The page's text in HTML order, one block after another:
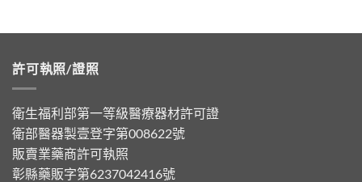
許可執照/證照
衛生福利部第一等級醫療器材許可證
衛部醫器製壹登字第008622號
販賣業藥商許可執照
彰縣藥販字第6237042416號